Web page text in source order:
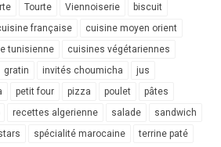
Tourte Viennoiserie
biscuit
française
cuisine moyen orient
tunisienne
cuisines végétariennes
gratin invités choumicha
jus
petit four pizza poulet
pâtes
recettes algerienne salade
sandwich
spécialité marocaine terrine paté